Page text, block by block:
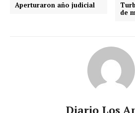
Aperturaron año judicial
de
Diario Los